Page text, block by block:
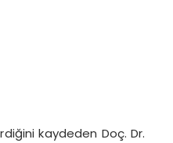
kaydeden Doç. Dr.